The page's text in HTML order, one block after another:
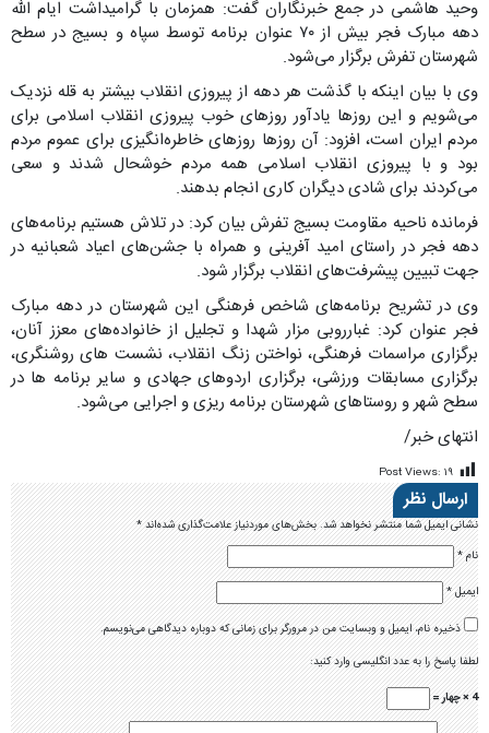
وحید هاشمی در جمع خبرنگاران گفت: همزمان با گرامیداشت ایام الله
دهه مبارک فجر بیش از ۷۰ عنوان برنامه توسط سپاه و بسیج در سطح
شهرستان تفرش برگزار می‌شود.
وی با بیان اینکه با گذشت هر دهه از پیروزی انقلاب بیشتر به قله نزدیک
می‌شویم و این روزها یادآور روزهای خوب پیروزی انقلاب اسلامی برای
مردم ایران است، افزود: آن روزها روزهای خاطره‌انگیزی برای عموم مردم
بود و با پیروزی انقلاب اسلامی همه مردم خوشحال شدند و سعی
می‌کردند برای شادی دیگران کاری انجام بدهند.
فرمانده ناحیه مقاومت بسیج تفرش بیان کرد: در تلاش هستیم برنامه‌های
دهه فجر در راستای امید آفرینی و همراه با جشن‌های اعیاد شعبانیه در
جهت تبیین پیشرفت‌های انقلاب برگزار شود.
وی در تشریح برنامه‌های شاخص فرهنگی این شهرستان در دهه مبارک
فجر عنوان کرد: غبارروبی مزار شهدا و تجلیل از خانواده‌های معزز آنان،
برگزاری مراسمات فرهنگی، نواختن زنگ انقلاب، نشست های روشنگری،
برگزاری مسابقات ورزشی، برگزاری اردوهای جهادی و سایر برنامه ها در
سطح شهر و روستاهای شهرستان برنامه ریزی و اجرایی می‌شود.
انتهای خبر/
Post Views: ۱۹
ارسال نظر
نشانی ایمیل شما منتشر نخواهد شد.بخش‌های موردنیاز علامت‌گذاری شده‌اند*
نام*
ایمیل*
ذخیره نام، ایمیل و وبسایت من در مرورگر برای زمانی که دوباره دیدگاهی می‌نویسم.
لطفا پاسخ را به عدد انگلیسی وارد کنید:
4 × چهار =